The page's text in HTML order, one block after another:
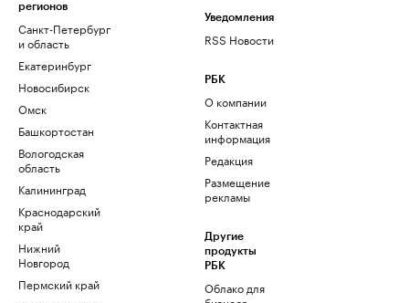
регионов
Санкт-Петербург
и область
Екатеринбург
Новосибирск
Омск
Башкортостан
Вологодская
область
Калининград
Краснодарский
край
Нижний
Новгород
Пермский край
Уведомления
RSS Новости
РБК
О компании
Контактная
информация
Редакция
Размещение
рекламы
Другие
продукты
РБК
Облако для